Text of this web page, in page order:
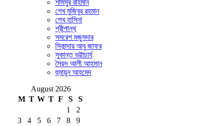
শামসুর রাহমান
শেখ মুজিবুর রহমান
শেখ হাসিনা
শ্রীপান্থ
সমরেশ মজুমদার
সিকান্দার আবু জাফর
সুকান্ত ভট্টাচার্য
সৈয়দ আলী আহসান
হুমায়ূন আহমেদ
August 2026
M T W T F S
S
1
2
3
4 5 6 7 8
9